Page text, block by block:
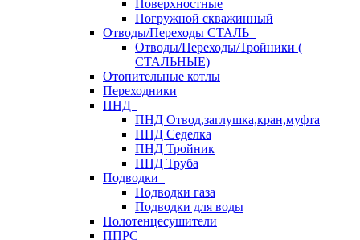
Поверхностные
Погружной скважинный
Отводы/Переходы СТАЛЬ
Отводы/Переходы/Тройники (
СТАЛЬНЫЕ)
Отопительные котлы
Переходники
ПНД
ПНД Отвод,заглушка,кран,муфта
ПНД Седелка
ПНД Тройник
ПНД Труба
Подводки
Подводки газа
Подводки для воды
Полотенцесушители
ППРС